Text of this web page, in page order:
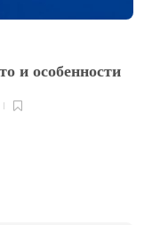
и особенности